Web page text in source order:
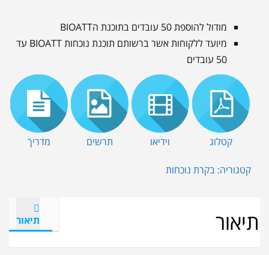
מודול להוספת 50 עובדים בתוכנת הBIOATT
מיועד ללקוחות אשר ברשותם תוכנת נוכחות BIOATT עד
50 עובדים
קטלוג וידיאו תרשים מדריך
קטגוריה: בקרת נוכחות
תיאור תיאור